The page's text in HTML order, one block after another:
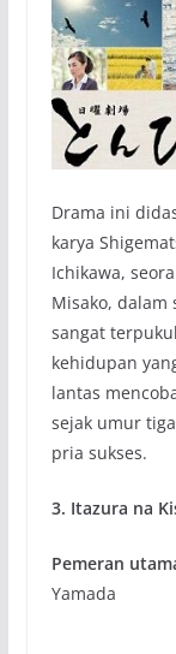
Drama ini
karya
Ichikawa,
Misako, dalam
sangat
kehidupan
lantas
sejak umur
pria sukses.
3. Itazura na
Pemeran
Yamada